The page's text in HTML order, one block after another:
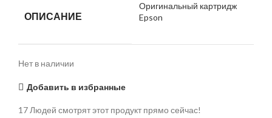
ОПИСАНИЕ
Оригинальный картридж
Epson
Нет в наличии
Добавить в избранные
17Людей смотрят этот продукт прямо сейчас!